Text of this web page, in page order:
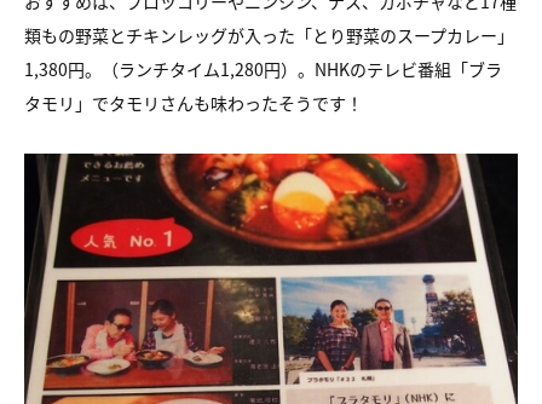
類もの野菜とチキンレッグが入った「とり野菜のスープカレー」
1,380円。（ランチタイム1,280円）。NHKのテレビ番組「ブラ
タモリ」でタモリさんも味わったそうです！